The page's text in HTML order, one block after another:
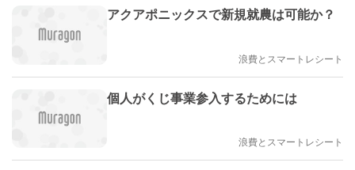
アクアポニックスで新規就農は可能か？
浪費とスマートレシート
個人がくじ事業参入するためには
浪費とスマートレシート